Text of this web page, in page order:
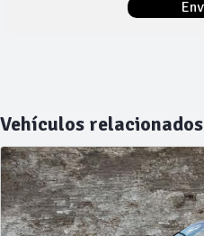
Vehículos relacionados